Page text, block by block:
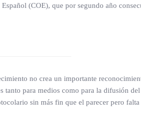
(COE), que por segundo año
no crea un importante
tanto para medios como para la difusión
sin más fin que el parecer pero falta